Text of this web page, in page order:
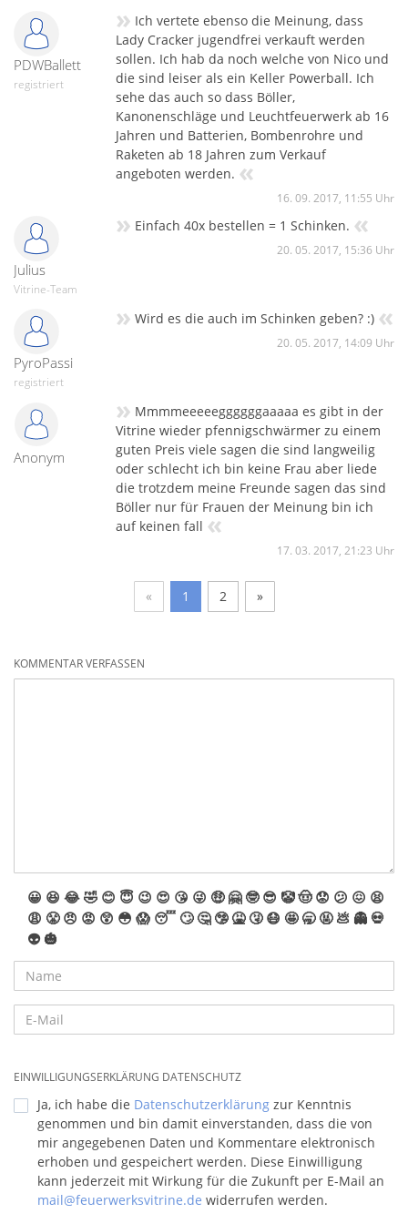
PDWBallett
registriert
» Ich vertete ebenso die Meinung, dass
Lady Cracker jugendfrei verkauft werden
sollen. Ich hab da noch welche von Nico und
die sind leiser als ein Keller Powerball. Ich
sehe das auch so dass Böller,
Kanonenschläge und Leuchtfeuerwerk ab 16
Jahren und Batterien, Bombenrohre und
Raketen ab 18 Jahren zum Verkauf
angeboten werden. «
16. 09. 2017, 11:55 Uhr
Julius
Vitrine-Team
» Einfach 40x bestellen = 1 Schinken. «
20. 05. 2017, 15:36 Uhr
PyroPassi
registriert
» Wird es die auch im Schinken geben? :) «
20. 05. 2017, 14:09 Uhr
Anonym
» Mmmmeeeeeggggggaaaaa es gibt in der
Vitrine wieder pfennigschwärmer zu einem
guten Preis viele sagen die sind langweilig
oder schlecht ich bin keine Frau aber liede
die trotzdem meine Freunde sagen das sind
Böller nur für Frauen der Meinung bin ich
auf keinen fall «
17. 03. 2017, 21:23 Uhr
« 1 2 »
KOMMENTAR VERFASSEN
😀 😆 😂🤣 😊 😇 😉 😍 😘 😜 🤑 🤗 🤓 😎 🤡🤠 😟 😕 😖 😫
😩 😤 😠 😡 😲 😳 😱 😴 🙄 🤔 🤥 🤮 🤧 😷 🤩 🥱 🤬 💩 👻 💀
👽 🎃
EINWILLIGUNGSERKLÄRUNG DATENSCHUTZ
Ja, ich habe die Datenschutzerklärung zur Kenntnis
genommen und bin damit einverstanden, dass die von
mir angegebenen Daten und Kommentare elektronisch
erhoben und gespeichert werden. Diese Einwilligung
kann jederzeit mit Wirkung für die Zukunft per E-Mail an
mail@feuerwerksvitrine.de widerrufen werden.